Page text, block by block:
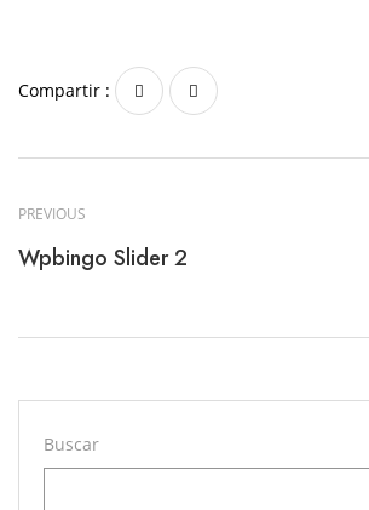
Buscar
Compartir :
PREVIOUS
Wpbingo Slider 2